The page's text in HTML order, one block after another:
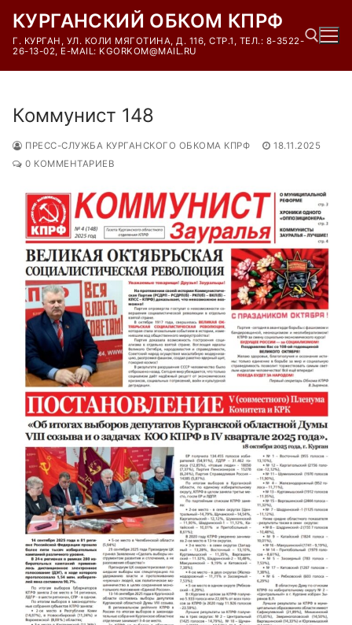
содержимому
КУРГАНСКИЙ ОБКОМ КПРФ
Г. КУРГАН, УЛ. КОЛИ МЯГОТИНА, Д. 116, СТР.1, ТЕЛ.: 8-3522-
26-13-02, E-MAIL: KGORKOM@MAIL.RU
Коммунист 148
ПРЕСС-СЛУЖБА КУРГАНСКОГО ОБКОМА КПРФ
18.11.2025
0 КОММЕНТАРИЕВ